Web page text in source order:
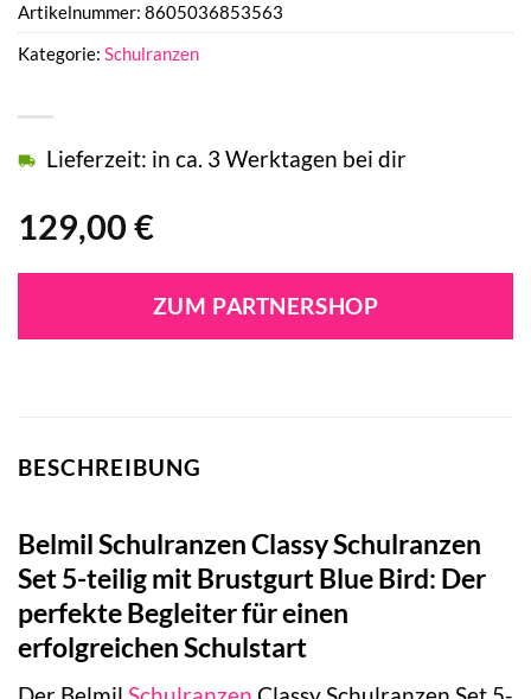
129,00 €
Lieferzeit: in ca. 3 Werktagen bei dir
ZUM PARTNERSHOP
Artikelnummer: 8605036853563
Kategorie: Schulranzen
BESCHREIBUNG
Belmil Schulranzen Classy Schulranzen
Set 5-teilig mit Brustgurt Blue Bird: Der
perfekte Begleiter für einen
erfolgreichen Schulstart